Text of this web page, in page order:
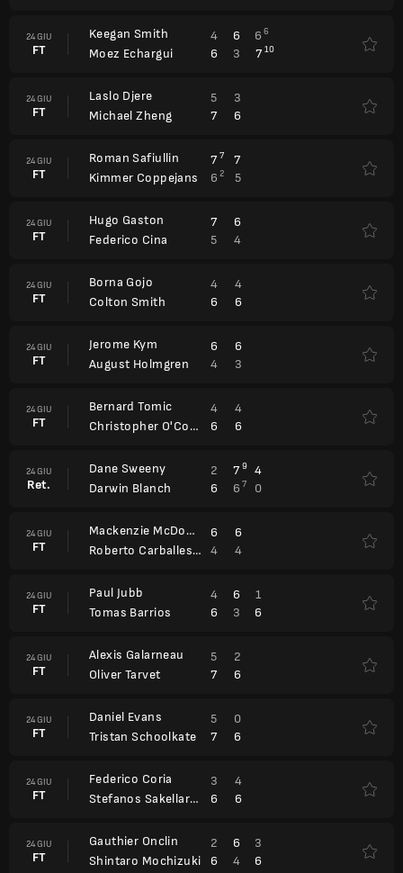
24 GIU
FT
Keegan Smith
Moez Echargui
4 6 6 6
6 3 7 10
24 GIU
FT
Laslo Djere
Michael Zheng
5
3
7
6
24 GIU
FT
Roman Safiullin
Kimmer Coppejans
7 7
7
6 2 5
24 GIU
FT
Hugo Gaston
Federico Cina
7
6
5
4
24 GIU
FT
Borna Gojo
Colton Smith
4
4
6
6
24 GIU
FT
Jerome Kym
August Holmgren
6
6
4
3
24 GIU
FT
Bernard Tomic
Christopher O'Connell
4
4
6
6
24 GIU
Ret.
Dane Sweeny
Darwin Blanch
2 7 9
4
6
6 7 0
24 GIU
FT
Mackenzie McDonald
Roberto Carballes Baena
6
6
4
4
24 GIU
FT
Paul Jubb
Tomas Barrios
4 6
1
6
3 6
24 GIU
FT
Alexis Galarneau
Oliver Tarvet
5
2
7
6
24 GIU
FT
Daniel Evans
Tristan Schoolkate
5
0
7
6
24 GIU
FT
Federico Coria
Stefanos Sakellaridis
3
4
6
6
24 GIU
FT
Gauthier Onclin
Shintaro Mochizuki
2 6
3
6
4 6